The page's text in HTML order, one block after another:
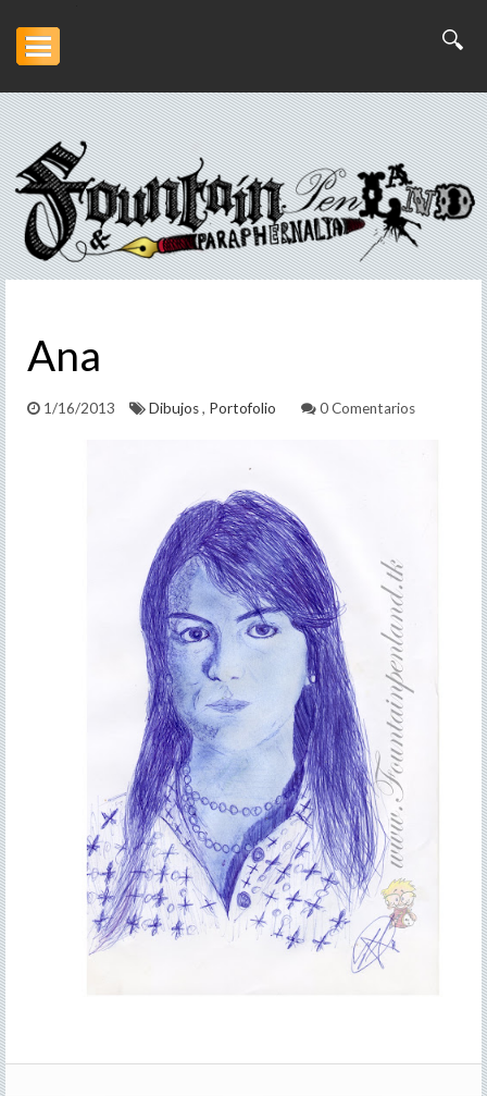
Inicio
Artesanía
Escritura
Arte
Portofolio
Descargas
>
Ana
1/16/2013 Dibujos, Portofolio 0 Comentarios